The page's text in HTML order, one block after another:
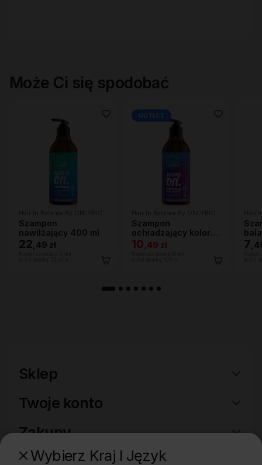
Wybierz Kraj I Język
Może Ci się spodobać
Szampon
nawilżający 400 ml
22 49 zł
Szampon
ochładzający kolor
włosów 400ml
10 49 zł
OUTLET
7
Sklep
Twoje konto
Zakupy